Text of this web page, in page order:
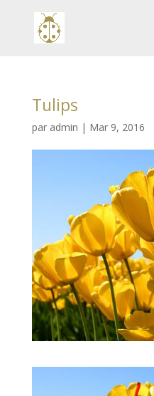
Tulips
par admin | Mar 9, 2016